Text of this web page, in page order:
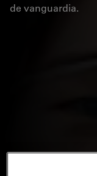
de vanguardia.